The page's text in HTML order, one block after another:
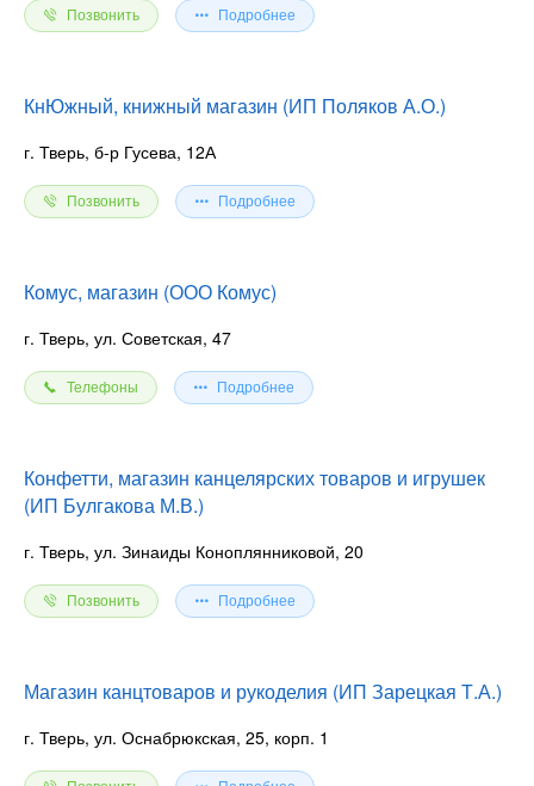
Позвонить Подробнее
КнЮжный, книжный магазин (ИП Поляков А.О.)
г. Тверь, б-р Гусева, 12А
Позвонить Подробнее
Комус, магазин (ООО Комус)
г. Тверь, ул. Советская, 47
Телефоны Подробнее
Конфетти, магазин канцелярских товаров и игрушек
(ИП Булгакова М.В.)
г. Тверь, ул. Зинаиды Коноплянниковой, 20
Позвонить Подробнее
Магазин канцтоваров и рукоделия (ИП Зарецкая Т.А.)
г. Тверь, ул. Оснабрюкская, 25, корп. 1